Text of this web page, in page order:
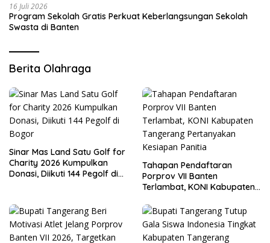
16 Juli 2026
Program Sekolah Gratis Perkuat Keberlangsungan Sekolah
Swasta di Banten
Berita Olahraga
Sinar Mas Land Satu Golf for
Charity 2026 Kumpulkan
Donasi, Diikuti 144 Pegolf di
Tahapan Pendaftaran
Porprov VII Banten
Terlambat, KONI Kabupaten
Kesiapan Panitia